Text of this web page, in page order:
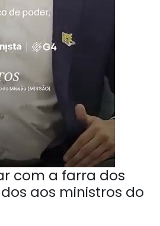
com a farra dos
aos ministros do